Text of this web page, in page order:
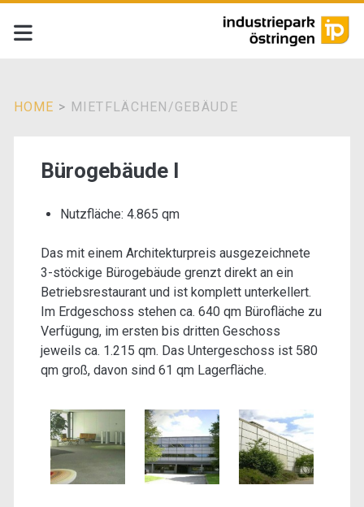
HOME > MIETFLÄCHEN/GEBÄUDE
Kategorie:
<span>Mietflächen/
Bürogebäude I
Nutzfläche: 4.865 qm
Das mit einem Architekturpreis ausgezeichnete
3-stöckige Bürogebäude grenzt direkt an ein
Betriebsrestaurant und ist komplett unterkellert.
Im Erdgeschoss stehen ca. 640 qm Bürofläche zu
Verfügung, im ersten bis dritten Geschoss
jeweils ca. 1.215 qm. Das Untergeschoss ist 580
qm groß, davon sind 61 qm Lagerfläche.